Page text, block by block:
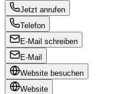
Jetzt anrufen
Telefon
E-Mail schreiben
E-Mail
Website besuchen
Website